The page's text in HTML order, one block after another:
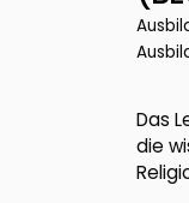
Das
die